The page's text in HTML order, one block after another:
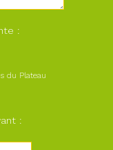
:
du Plateau
: